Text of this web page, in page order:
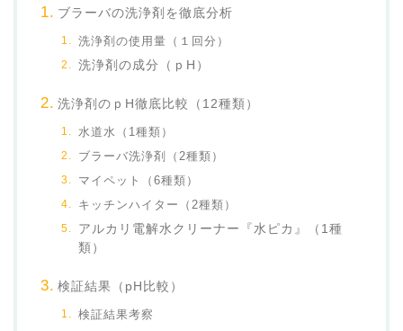
ブラーバの洗浄剤を徹底分析
洗浄剤の使用量（１回分）
洗浄剤の成分（ｐH）
洗浄剤のｐH徹底比較（12種類）
水道水（1種類）
ブラーバ洗浄剤（2種類）
マイペット（6種類）
キッチンハイター（2種類）
アルカリ電解水クリーナー『水ピカ』（1種
類）
検証結果（pH比較）
検証結果考察